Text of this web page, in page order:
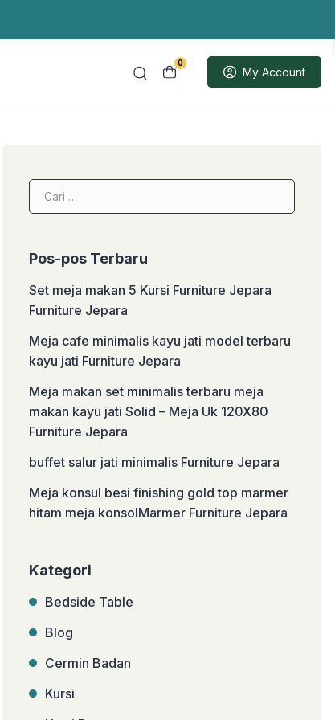
0
My Account
Cari
untuk:
Pos-pos Terbaru
Set meja makan 5 Kursi Furniture Jepara
Furniture Jepara
Meja cafe minimalis kayu jati model terbaru
kayu jati Furniture Jepara
Meja makan set minimalis terbaru meja
makan kayu jati Solid – Meja Uk 120X80
Furniture Jepara
buffet salur jati minimalis Furniture Jepara
Meja konsul besi finishing gold top marmer
hitam meja konsolMarmer Furniture Jepara
Kategori
Bedside Table
Blog
Cermin Badan
Kursi